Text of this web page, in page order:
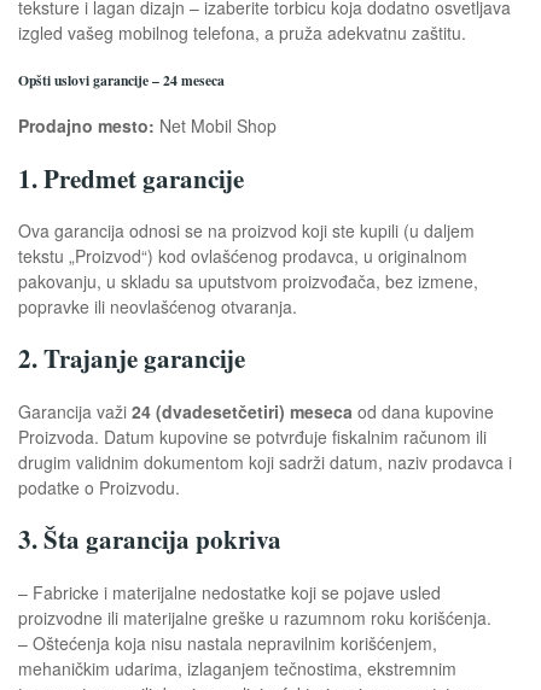
teksture i lagan dizajn – izaberite torbicu koja dodatno osvetljava
izgled vašeg mobilnog telefona, a pruža adekvatnu zaštitu.
Opšti uslovi garancije – 24 meseca
Prodajno mesto: Net Mobil Shop
1. Predmet garancije
Ova garancija odnosi se na proizvod koji ste kupili (u daljem
tekstu „Proizvod“) kod ovlašćenog prodavca, u originalnom
pakovanju, u skladu sa uputstvom proizvođača, bez izmene,
popravke ili neovlašćenog otvaranja.
2. Trajanje garancije
Garancija važi 24 (dvadesetčetiri) meseca od dana kupovine
Proizvoda. Datum kupovine se potvrđuje fiskalnim računom ili
drugim validnim dokumentom koji sadrži datum, naziv prodavca i
podatke o Proizvodu.
3. Šta garancija pokriva
– Fabricke i materijalne nedostatke koji se pojave usled
proizvodne ili materijalne greške u razumnom roku korišćenja.
– Oštećenja koja nisu nastala nepravilnim korišćenjem,
mehaničkim udarima, izlaganjem tečnostima, ekstremnim